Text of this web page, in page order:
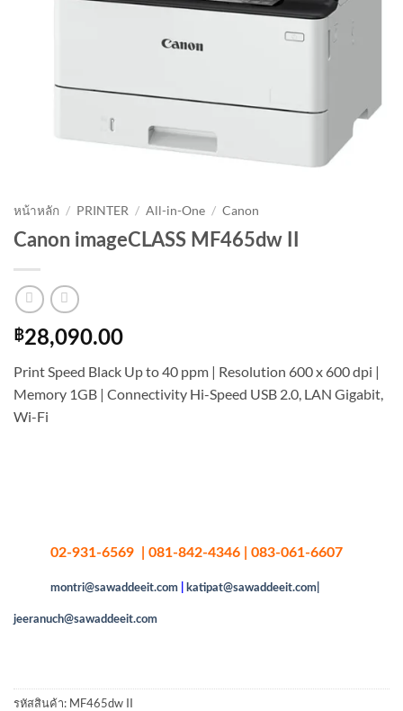
หน้าหลัก / PRINTER / All-in-One / Canon
Canon imageCLASS MF465dw II
฿28,090.00
Print Speed Black Up to 40 ppm | Resolution 600 x 600 dpi |
Memory 1GB | Connectivity Hi-Speed USB 2.0, LAN Gigabit,
Wi-Fi
02-931-6569 | 081-842-4346 | 083-061-6607
montri@sawaddeeit.com katipat@sawaddeeit.com|
jeeranuch@sawaddeeit.com
รหัสสินค้า: MF465dw II